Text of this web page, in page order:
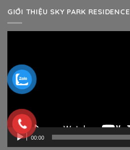
GIỚI THIỆU SKY PARK RESIDENCE
00:00